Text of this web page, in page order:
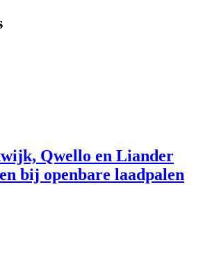
Qwello en Liander
bij openbare laadpalen